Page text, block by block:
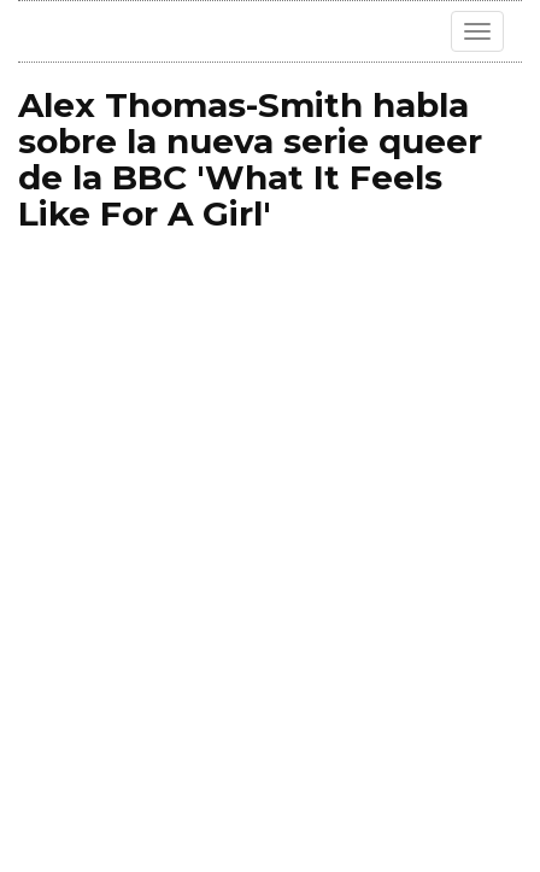
Toggle
Alex Thomas-Smith habla
sobre la nueva serie queer
de la BBC 'What It Feels
Like For A Girl'